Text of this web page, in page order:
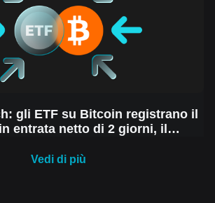
gli ETF su Bitcoin registrano il
entrata netto di 2 giorni, il
la paura di un altro calo
Vedi di più